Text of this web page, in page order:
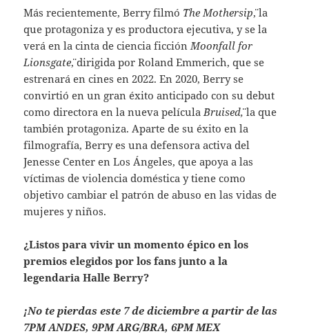
Más recientemente, Berry filmó ¨The Mothersip¨, la
que protagoniza y es productora ejecutiva, y se la
verá en la cinta de ciencia ficción ¨Moonfall for
Lionsgate¨, dirigida por Roland Emmerich, que se
estrenará en cines en 2022. En 2020, Berry se
convirtió en un gran éxito anticipado con su debut
como directora en la nueva película ¨Bruised¨,la que
también protagoniza. Aparte de su éxito en la
filmografía, Berry es una defensora activa del
Jenesse Center en Los Ángeles, que apoya a las
víctimas de violencia doméstica y tiene como
objetivo cambiar el patrón de abuso en las vidas de
mujeres y niños.
¿Listos para vivir un momento épico en los
premios elegidos por los fans junto a la
legendaria Halle Berry?
¡No te pierdas este 7 de diciembre a partir de las
7PM ANDES, 9PM ARG/BRA, 6PM MEX